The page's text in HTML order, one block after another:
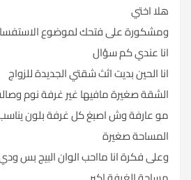
هلا اختي
ومشكورة على فتحك لموضوع
انا عندي كم سؤال
انا الحين بديت اثث شقتي الجديدة للزواج
الشقة صغيرة مافيها غير غرفة نوم
مو عارفة وش اصبغ كل غرفة بلون
المساحة صغيرة
وعلى فكرة انا مااحب الوان البيج بس